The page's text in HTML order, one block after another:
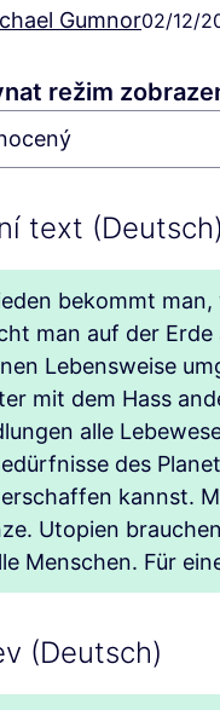
Gumnor02/12/
režim
text
bekommt
man auf der
Lebensweise
mit dem Hass
alle
des
kannst.
Utopien
Menschen. Für
(Deutsch)